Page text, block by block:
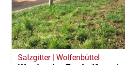
Salzgitter | Wolfenbüttel